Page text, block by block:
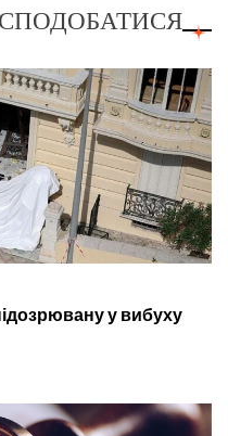
у вибуху